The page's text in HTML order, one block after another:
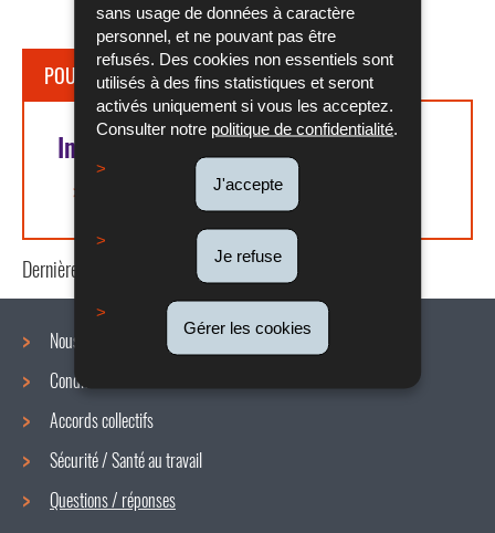
sans usage de données à caractère
personnel, et ne pouvant pas être
refusés. Des cookies non essentiels sont
utilisés à des fins statistiques et seront
activés uniquement si vous les acceptez.
Consulter notre politique de confidentialité.
J'accepte
Je refuse
Gérer les cookies
POUR EN SAVOIR PLUS
Informations complémentaires
Administration des contributions directes
Dernière mise à jour 27/02/2026
Menu
de
navigation
Nous connaître
Conditions de travail
Accords collectifs
Sécurité / Santé au travail
Questions / réponses